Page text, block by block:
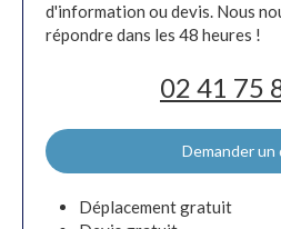
d'information ou devis. Nous
répondre dans les 48 heures !
02 41 75
Demander un
Déplacement gratuit